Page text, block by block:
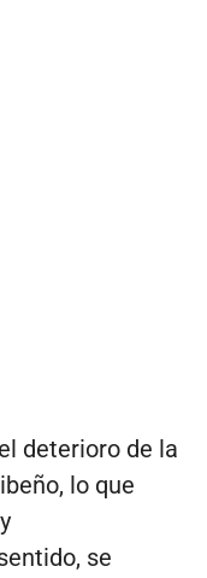
deterioro de la
lo que
se